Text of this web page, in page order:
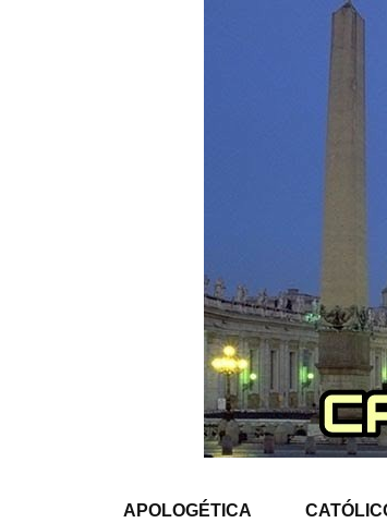
APOLOGÉTICA